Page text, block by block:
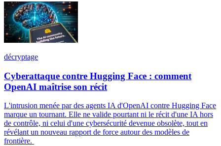
décryptage
Cyberattaque contre Hugging Face : comment
OpenAI maîtrise son récit
L'intrusion menée par des agents IA d'OpenAI contre Hugging Face
marque un tournant. Elle ne valide pourtant ni le récit d'une IA hors
de contrôle, ni celui d'une cybersécurité devenue obsolète, tout en
révélant un nouveau rapport de force autour des modèles de
frontière.